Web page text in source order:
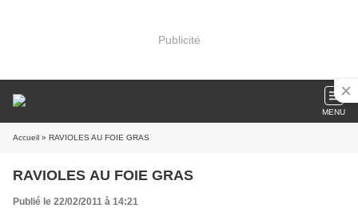
Publicité
MENU
Accueil » RAVIOLES AU FOIE GRAS
RAVIOLES AU FOIE GRAS
Publié le 22/02/2011 à 14:21